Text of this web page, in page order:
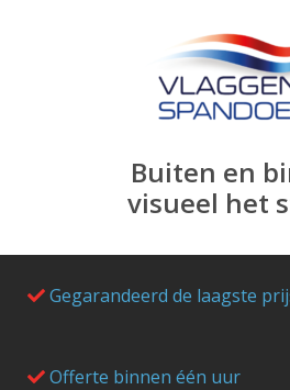
Buiten en
visueel het
Gegarandeerd de laagste
Offerte binnen één uur